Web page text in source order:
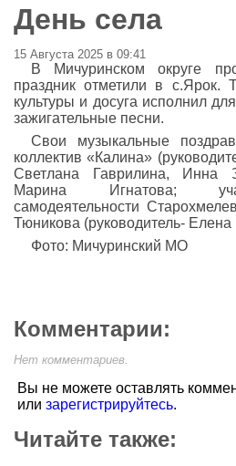
День села
15 Августа 2025 в 09:41
В Мичуринском округе
праздник отметили в с.Ярок.
культуры и досуга исполнил
зажигательные песни.
Свои музыкальные
коллектив «Калина»
Светлана Гаврилина, Инна
Марина Игнатова;
самодеятельности
Тюникова (руководитель- Елена
Фото: Мичуринский МО
Комментарии:
Нет комментариев.
Вы не можете оставлять
или зарегистрируйтесь.
Читайте также: